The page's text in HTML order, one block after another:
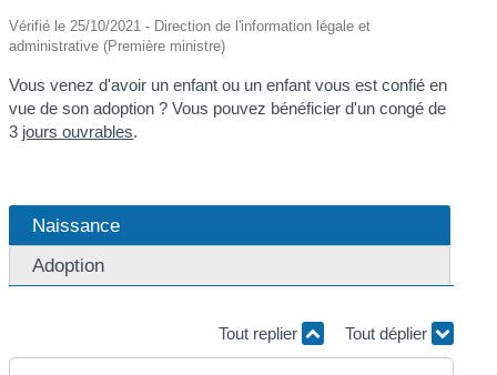
Vérifié le 25/10/2021 - Direction de l'information légale et
administrative (Première ministre)
Vous venez d'avoir un enfant ou un enfant vous est confié en
vue de son adoption ? Vous pouvez bénéficier d'un congé de
3 jours ouvrables.
Naissance
Adoption
Tout replier Tout déplier